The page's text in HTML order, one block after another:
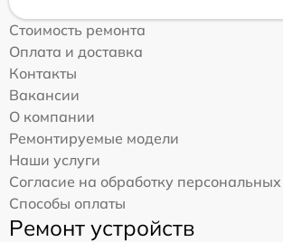
Стоимость ремонта
Оплата и доставка
Контакты
Вакансии
О компании
Ремонтируемые модели
Наши услуги
Согласие на обработку
Способы оплаты
Ремонт устройств